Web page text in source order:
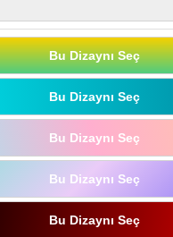
Bu Dizaynı Seç
Bu Dizaynı Seç
Bu Dizaynı Seç
Bu Dizaynı Seç
Bu Dizaynı Seç